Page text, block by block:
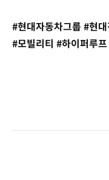
#현대자동차그룹 #현
#모빌리티 #하이퍼루프